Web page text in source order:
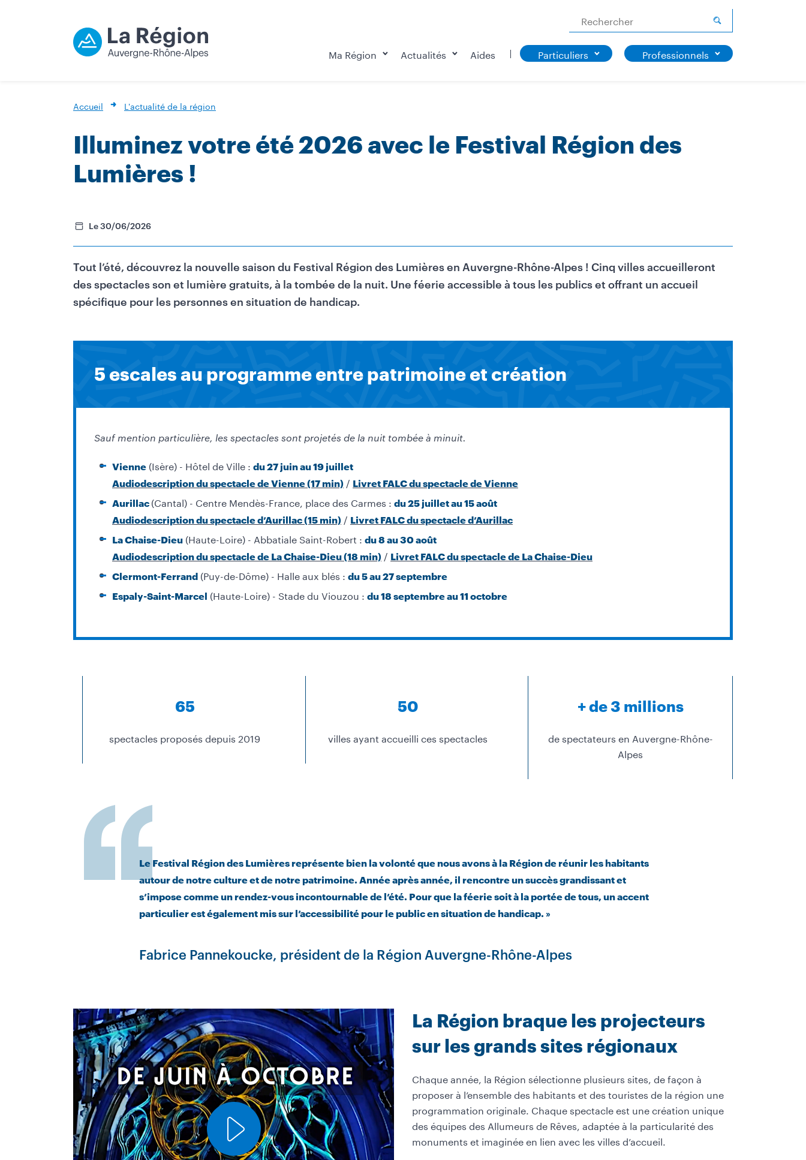
Rechercher
Ma Région Actualités Aides Particuliers Professionnels
Accueil L'actualité de la région
Illuminez votre été 2026 avec le Festival Région des
Lumières !
Le 30/06/2026
Tout l’été, découvrez la nouvelle saison du Festival Région des Lumières en Auvergne-Rhône-Alpes ! Cinq villes accueilleront
des spectacles son et lumière gratuits, à la tombée de la nuit. Une féerie accessible à tous les publics et offrant un accueil
spécifique pour les personnes en situation de handicap.
5 escales au programme entre patrimoine et création
Sauf mention particulière, les spectacles sont projetés de la nuit tombée à minuit.
Vienne (Isère) - Hôtel de Ville : du 27 juin au 19 juillet
Audiodescription du spectacle de Vienne (17 min) / Livret FALC du spectacle de Vienne
Aurillac (Cantal) - Centre Mendès-France, place des Carmes : du 25 juillet au 15 août
Audiodescription du spectacle d’Aurillac (15 min) / Livret FALC du spectacle d’Aurillac
La Chaise-Dieu (Haute-Loire) - Abbatiale Saint-Robert : du 8 au 30 août
Audiodescription du spectacle de La Chaise-Dieu (18 min) / Livret FALC du spectacle de La Chaise-Dieu
Clermont-Ferrand (Puy-de-Dôme) - Halle aux blés : du 5 au 27 septembre
Espaly-Saint-Marcel (Haute-Loire) - Stade du Viouzou : du 18 septembre au 11 octobre
65
spectacles proposés depuis 2019
50
villes ayant accueilli ces spectacles
+ de 3 millions
de spectateurs en Auvergne-Rhône-
Alpes
Le Festival Région des Lumières représente bien la volonté que nous avons à la Région de réunir les habitants
autour de notre culture et de notre patrimoine. Année après année, il rencontre un succès grandissant et
s’impose comme un rendez-vous incontournable de l’été. Pour que la féerie soit à la portée de tous, un accent
particulier est également mis sur l’accessibilité pour le public en situation de handicap. »
Fabrice Pannekoucke, président de la Région Auvergne-Rhône-Alpes
La Région braque les projecteurs
sur les grands sites régionaux
Chaque année, la Région sélectionne plusieurs sites, de façon à
proposer à l’ensemble des habitants et des touristes de la région une
programmation originale. Chaque spectacle est une création unique
des équipes des Allumeurs de Rêves, adaptée à la particularité des
monuments et imaginée en lien avec les villes d’accueil.